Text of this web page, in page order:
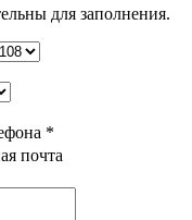
для заполнения.
*
почта